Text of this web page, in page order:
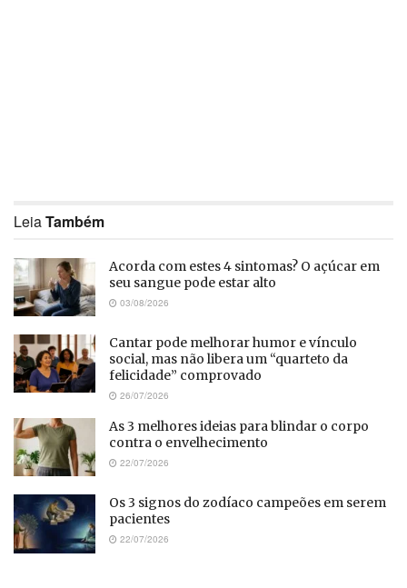
LeiaTambém
Acorda com estes 4 sintomas? O açúcar em
seu sangue pode estar alto
03/08/2026
Cantar pode melhorar humor e vínculo
social, mas não libera um “quarteto da
felicidade” comprovado
26/07/2026
As 3 melhores ideias para blindar o corpo
contra o envelhecimento
22/07/2026
Os 3 signos do zodíaco campeões em serem
pacientes
22/07/2026